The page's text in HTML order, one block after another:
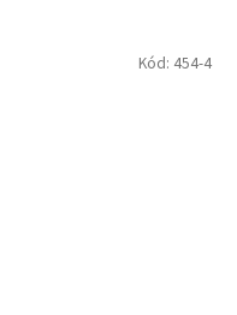
Kód: 454-4